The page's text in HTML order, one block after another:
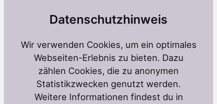
Datenschutzhinweis
Wir verwenden Cookies, um ein optimales
Webseiten-Erlebnis zu bieten. Dazu
zählen Cookies, die zu anonymen
Statistikzwecken genutzt werden.
Weitere Informationen findest du in